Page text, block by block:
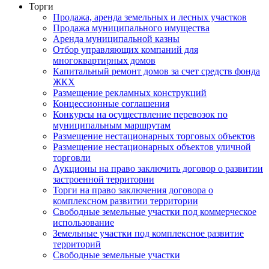
Торги
Продажа, аренда земельных и лесных участков
Продажа муниципального имущества
Аренда муниципальной казны
Отбор управляющих компаний для
многоквартирных домов
Капитальный ремонт домов за счет средств фонда
ЖКХ
Размещение рекламных конструкций
Концессионные соглашения
Конкурсы на осуществление перевозок по
муниципальным маршрутам
Размещение нестационарных торговых объектов
Размещение нестационарных объектов уличной
торговли
Аукционы на право заключить договор о развитии
застроенной территории
Торги на право заключения договора о
комплексном развитии территории
Свободные земельные участки под коммерческое
использование
Земельные участки под комплексное развитие
территорий
Свободные земельные участки